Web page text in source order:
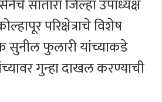
सेनेचे सातारा जिल्हा उपाध्यक्ष
परिक्षेत्राचे विशेष
सुनील फुलारी यांच्याकडे
गुन्हा दाखल करण्याची